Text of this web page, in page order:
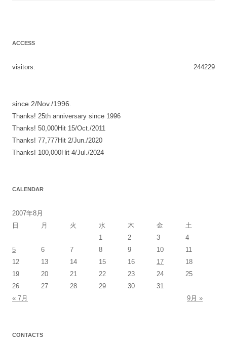
ACCESS
244229
visitors:
since 2/Nov./1996.
Thanks! 25th anniversary since 1996
Thanks! 50,000Hit 15/Oct./2011
Thanks! 77,777Hit 2/Jun./2020
Thanks! 100,000Hit 4/Jul./2024
CALENDAR
2007年8月
日
月 火 水 木 金
土
1
2 3
4
5
6 7 8 9 10
11
12
13 14 15 16 17
18
19
20 21 22 23 24
25
26
27 28 29 30
31
« 7月
9月 »
CONTACTS